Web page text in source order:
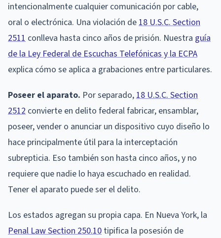
intencionalmente cualquier comunicación por cable,
oral o electrónica. Una violación de18 U.S.C. Section
2511 conlleva hasta cinco años de prisión. Nuestra guía
de la Ley Federal de Escuchas Telefónicas y la ECPA
explica cómo se aplica a grabaciones entre particulares.
Poseer el aparato. Por separado,18 U.S.C. Section
2512 convierte en delito federal fabricar, ensamblar,
poseer, vender o anunciar un dispositivo cuyo diseño lo
hace principalmente útil para la interceptación
subrepticia. Eso también son hasta cinco años, y no
requiere que nadie lo haya escuchado en realidad.
Tener el aparato puede ser el delito.
Los estados agregan su propia capa. En Nueva York, la
Penal Law Section 250.10 tipifica la posesión de